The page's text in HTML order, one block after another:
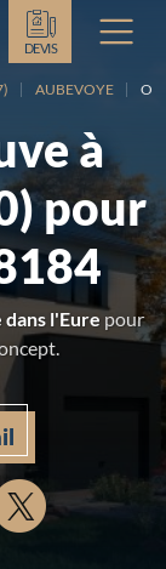
DEVIS
AUBEVOYE
à
pour
l'Eure pour